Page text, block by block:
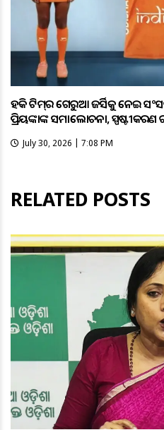
ହକି ଟିମ୍‌ର ଗେରୁଆ ଜର୍ସିକୁ ନେଇ
ପ୍ରିୟଙ୍କାଙ୍କ ସମାଲୋଚନା, ସ୍ପଷ୍ଟୀକରଣ
July 30, 2026 | 7:08 PM
RELATED POSTS